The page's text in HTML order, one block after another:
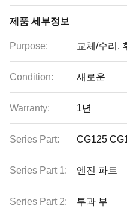
제품 세부정보
Purpose: 교체/수리,
Condition: 새로운
Warranty: 1년
Series Part: CG125
Series Part 1: 엔진 파트
Series Part 2: 투과 부